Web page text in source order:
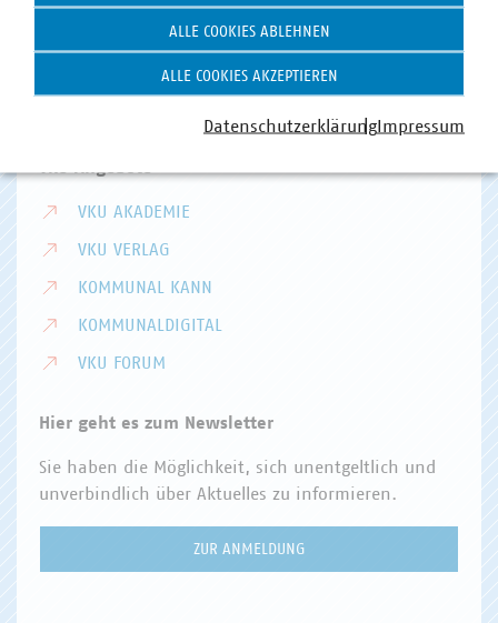
Invalidenstr. 91
+49 30 58580-0
VKU AKADEMIE
VKU VERLAG
KOMMUNAL KANN
KOMMUNALDIGITAL
VKU FORUM
Hier geht es zum Newsletter
Sie haben die Möglichkeit, sich unentgeltlich und
unverbindlich über Aktuelles zu informieren.
ZUR ANMELDUNG
ALLE COOKIES ABLEHNEN
ALLE COOKIES AKZEPTIEREN
DatenschutzerklärungImpressum